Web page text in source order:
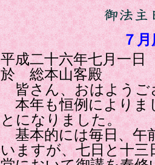
７月
平成二十六年七月一日
於 総本山客殿
皆さん、おはようご
本年も恒例によりま
とになりました。
基本的には毎日、午
いますが、七日と十三